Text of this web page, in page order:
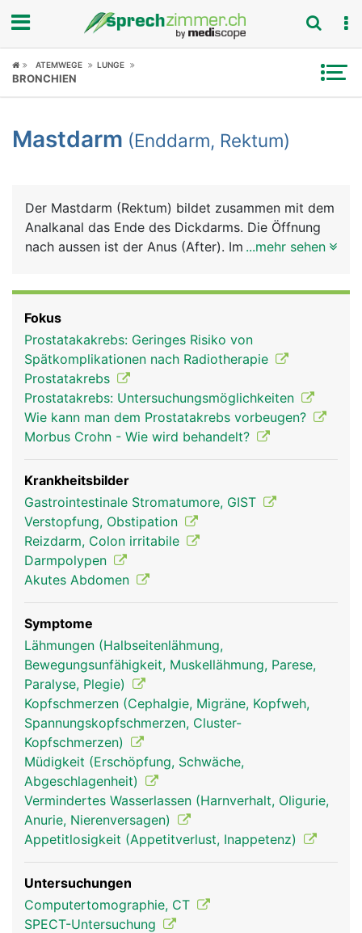
Fokus
Symptome
News
Rubriken
ATEMWEGE LUNGE
BRONCHIEN
Mastdarm (Enddarm, Rektum)
Der Mastdarm (Rektum) bildet zusammen mit dem
Analkanal das Ende des Dickdarms. Die Öffnung
nach aussen ist der Anus (After). Im Mastdarm
einem inneren und einem äusseren Schliessmuskel
umgeben. Der innere Afterschliessmuskel ist nicht
willentlich beeinflussbar. Er erschlafft automatisch
bei Kontakt mit dem Stuhl und lässt ihn in den
oberen Analkanal gleiten. Der äussere
Schliessmuskel kann selbst zur willentlichen
Stuhlentleerung gesteuert werden.
frau
mann
...mehr sehen
Fokus
Prostatakakrebs: Geringes Risiko von
Spätkomplikationen nach Radiotherapie
Prostatakrebs
Prostatakrebs: Untersuchungsmöglichkeiten
Wie kann man dem Prostatakrebs vorbeugen?
Morbus Crohn - Wie wird behandelt?
Krankheitsbilder
Gastrointestinale Stromatumore, GIST
Verstopfung, Obstipation
Reizdarm, Colon irritabile
Darmpolypen
Akutes Abdomen
Symptome
Lähmungen (Halbseitenlähmung,
Bewegungsunfähigkeit, Muskellähmung, Parese,
Paralyse, Plegie)
Kopfschmerzen (Cephalgie, Migräne, Kopfweh,
Spannungskopfschmerzen, Cluster-
Kopfschmerzen)
Müdigkeit (Erschöpfung, Schwäche,
Abgeschlagenheit)
Vermindertes Wasserlassen (Harnverhalt, Oligurie,
Anurie, Nierenversagen)
Appetitlosigkeit (Appetitverlust, Inappetenz)
Untersuchungen
Computertomographie, CT
SPECT-Untersuchung